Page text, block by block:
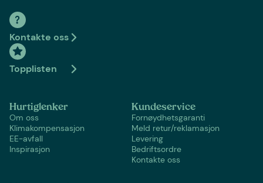
Kontakte oss
Topplisten
Hurtiglenker
Om oss
Klimakompensasjon
EE-avfall
Inspirasjon
Kundeservice
Fornøydhetsgaranti
Meld retur/reklamasjon
Levering
Bedriftsordre
Kontakte oss